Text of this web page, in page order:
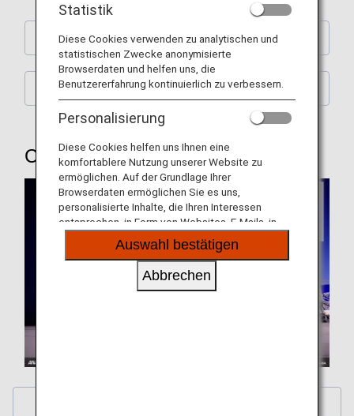
Calendar Wallpaper
ANA Original Wallpaper
Calendar Wallpaper
Statistik
Diese Cookies verwenden zu analytischen und
statistischen Zwecke anonymisierte
Browserdaten und helfen uns, die
Benutzererfahrung kontinuierlich zu verbessern.
Personalisierung
Diese Cookies helfen uns Ihnen eine
komfortablere Nutzung unserer Website zu
ermöglichen. Auf der Grundlage Ihrer
Browserdaten ermöglichen Sie es uns,
personalisierte Inhalte, die Ihren Interessen
entsprechen, in Form von Websites, E-Mails, in
sozialen Medien und Werbung anzubieten.
Auswahl bestätigen
Abbrechen